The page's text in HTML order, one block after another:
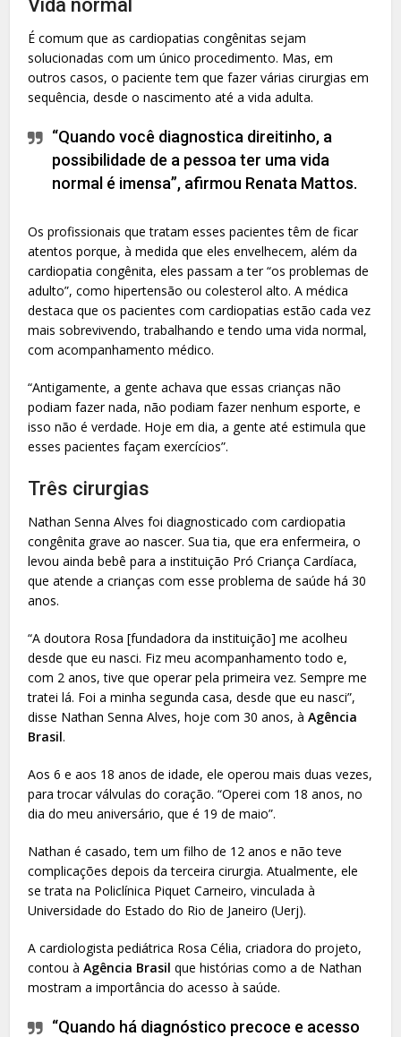
Vida normal
É comum que as cardiopatias congênitas sejam
solucionadas com um único procedimento. Mas, em
outros casos, o paciente tem que fazer várias cirurgias em
sequência, desde o nascimento até a vida adulta.
“Quando você diagnostica direitinho, a
possibilidade de a pessoa ter uma vida
normal é imensa”, afirmou Renata Mattos.
Os profissionais que tratam esses pacientes têm de ficar
atentos porque, à medida que eles envelhecem, além da
cardiopatia congênita, eles passam a ter “os problemas de
adulto”, como hipertensão ou colesterol alto. A médica
destaca que os pacientes com cardiopatias estão cada vez
mais sobrevivendo, trabalhando e tendo uma vida normal,
com acompanhamento médico.
“Antigamente, a gente achava que essas crianças não
podiam fazer nada, não podiam fazer nenhum esporte, e
isso não é verdade. Hoje em dia, a gente até estimula que
esses pacientes façam exercícios”.
Três cirurgias
Nathan Senna Alves foi diagnosticado com cardiopatia
congênita grave ao nascer. Sua tia, que era enfermeira, o
levou ainda bebê para a instituição Pró Criança Cardíaca,
que atende a crianças com esse problema de saúde há 30
anos.
“A doutora Rosa [fundadora da instituição] me acolheu
desde que eu nasci. Fiz meu acompanhamento todo e,
com 2 anos, tive que operar pela primeira vez. Sempre me
tratei lá. Foi a minha segunda casa, desde que eu nasci”,
disse Nathan Senna Alves, hoje com 30 anos, àAgência
Brasil.
Aos 6 e aos 18 anos de idade, ele operou mais duas vezes,
para trocar válvulas do coração. “Operei com 18 anos, no
dia do meu aniversário, que é 19 de maio”.
Nathan é casado, tem um filho de 12 anos e não teve
complicações depois da terceira cirurgia. Atualmente, ele
se trata na Policlínica Piquet Carneiro, vinculada à
Universidade do Estado do Rio de Janeiro (Uerj).
A cardiologista pediátrica Rosa Célia, criadora do projeto,
contou àAgência Brasilque histórias como a de Nathan
mostram a importância do acesso à saúde.
“Quando há diagnóstico precoce e acesso